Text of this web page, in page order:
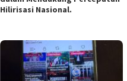
Hilirisasi Nasional.